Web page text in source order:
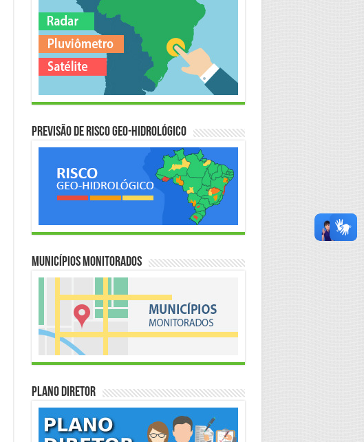
Previsão de Risco Geo-Hidrológico
Municípios Monitorados
Plano Diretor